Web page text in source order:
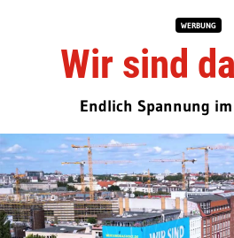
WERBUNG
Wir sind
Endlich Spannung